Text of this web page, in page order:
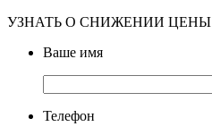
УЗНАТЬ О СНИЖЕНИИ ЦЕНЫ
Ваше имя
Телефон